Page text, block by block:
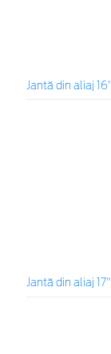
Jantă din aliaj
Jantă din aliaj